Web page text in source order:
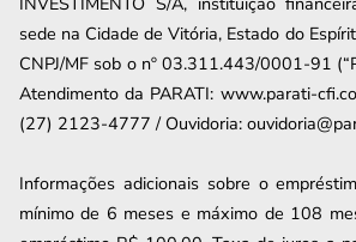
sede na Cidade de Vitória, Estado do
CNPJ/MF sob o nº 03.311.443/0001-91
Atendimento da PARATI: www.parati-
(27) 2123-4777 / Ouvidoria:
Informações adicionais sobre o
mínimo de 6 meses e máximo de 108